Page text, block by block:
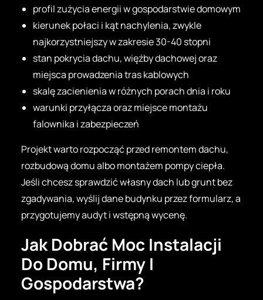
profil zużycia energii w gospodarstwie domowym
kierunek połaci i kąt nachylenia, zwykle
najkorzystniejszy w zakresie 30-40 stopni
stan pokrycia dachu, więźby dachowej oraz
miejsca prowadzenia tras kablowych
skalę zacienienia w różnych porach dnia i roku
warunki przyłącza oraz miejsce montażu
falownika i zabezpieczeń
Projekt warto rozpocząć przed remontem dachu,
rozbudową domu albo montażem pompy ciepła.
Jeśli chcesz sprawdzić własny dach lub grunt bez
zgadywania, wyślij dane budynku przez formularz, a
przygotujemy audyt i wstępną wycenę.
Jak Dobrać Moc Instalacji
Do Domu, Firmy I
Gospodarstwa?